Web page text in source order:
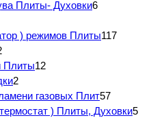
Плиты- Духовки6
) режимов Плиты117
Плиты12
2
газовых Плит57
) Плиты, Духовки5